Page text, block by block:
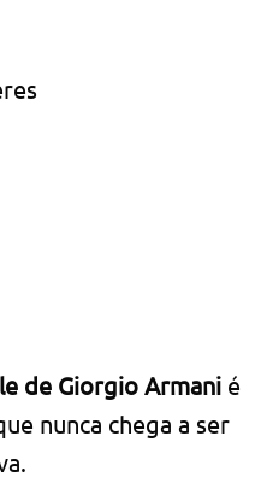
de Giorgio Armani é
nunca chega a ser